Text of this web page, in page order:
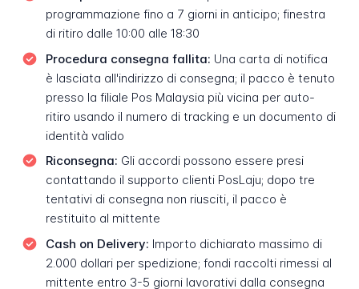
programmazione fino a 7 giorni in anticipo; finestra
di ritiro dalle 10:00 alle 18:30
Procedura consegna fallita: Una carta di notifica
è lasciata all'indirizzo di consegna; il pacco è tenuto
presso la filiale Pos Malaysia più vicina per auto-
ritiro usando il numero di tracking e un documento di
identità valido
Riconsegna: Gli accordi possono essere presi
contattando il supporto clienti PosLaju; dopo tre
tentativi di consegna non riusciti, il pacco è
restituito al mittente
Cash on Delivery: Importo dichiarato massimo di
2.000 dollari per spedizione; fondi raccolti rimessi al
mittente entro 3-5 giorni lavorativi dalla consegna